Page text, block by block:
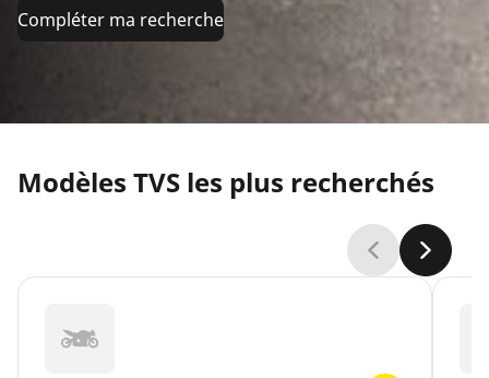
Compléter ma recherche
Modèles TVS les plus recherchés